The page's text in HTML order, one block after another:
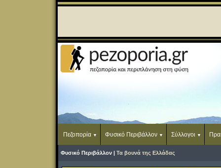
Πεζοπορία Φυσικό Περιβάλλον Σύλλογοι
Φυσικό Περιβάλλον | Τα βουνά της Ελλάδας